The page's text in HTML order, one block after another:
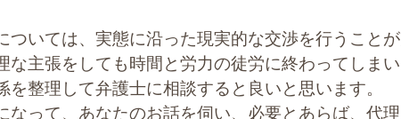
ついては、実態に沿った現実的な交渉を行うことが
な主張をしても時間と労力の徒労に終わってしまい
を整理して弁護士に相談すると良いと思います。
なって、あなたのお話を伺い、必要とあらば、代